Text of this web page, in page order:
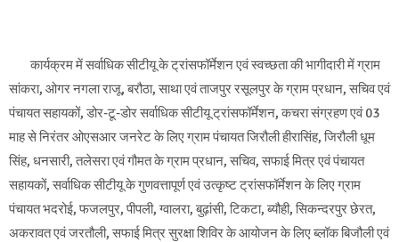
कार्यक्रम में सर्वाधिक सीटीयू के ट्रांसफॉर्मेशन एवं स्वच्छता की भागीदारी में ग्राम
सांकरा, ओगर नगला राजू, बरौठा, साथा एवं ताजपुर रसूलपुर के ग्राम प्रधान, सचिव एवं
पंचायत सहायकों, डोर-टू-डोर सर्वाधिक सीटीयू ट्रांसफॉर्मेशन, कचरा संग्रहण एवं 03
माह से निरंतर ओएसआर जनरेट के लिए ग्राम पंचायत जिरौली हीरासिंह, जिरौली धूम
सिंह, धनसारी, तलेसरा एवं गौमत के ग्राम प्रधान, सचिव, सफाई मित्र एवं पंचायत
सहायकों, सर्वाधिक सीटीयू के गुणवत्तापूर्ण एवं उत्कृष्ट ट्रांसफॉर्मेशन के लिए ग्राम
पंचायत भदरोई, फजलपुर, पीपली, ग्वालरा, बुढ़ांसी, टिकटा, ब्यौही, सिकन्दरपुर छेरत,
अकरावत एवं जरतौली, सफाई मित्र सुरक्षा शिविर के आयोजन के लिए ब्लॉक बिजौली एवं